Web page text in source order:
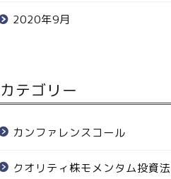
2020年9月
カテゴリー
カンファレンスコール
クオリティ株モメンタム投資法